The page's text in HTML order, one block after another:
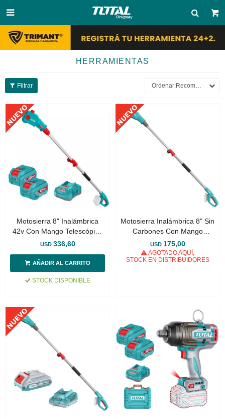

HERRAMIENTAS
Recomendados
Motosierra 8" Inalámbrica
42v Con Mango Telescópico
Sin Carbones - 2 Baterías
USD 336,60
STOCK DISPONIBLE
Motosierra Inalámbrica 8" Sin
Carbones Con Mango
Telescópico, A Batería 20v
USD 175,00
AGOTADO AQUÍ,
STOCK EN DISTRIBUIDORES